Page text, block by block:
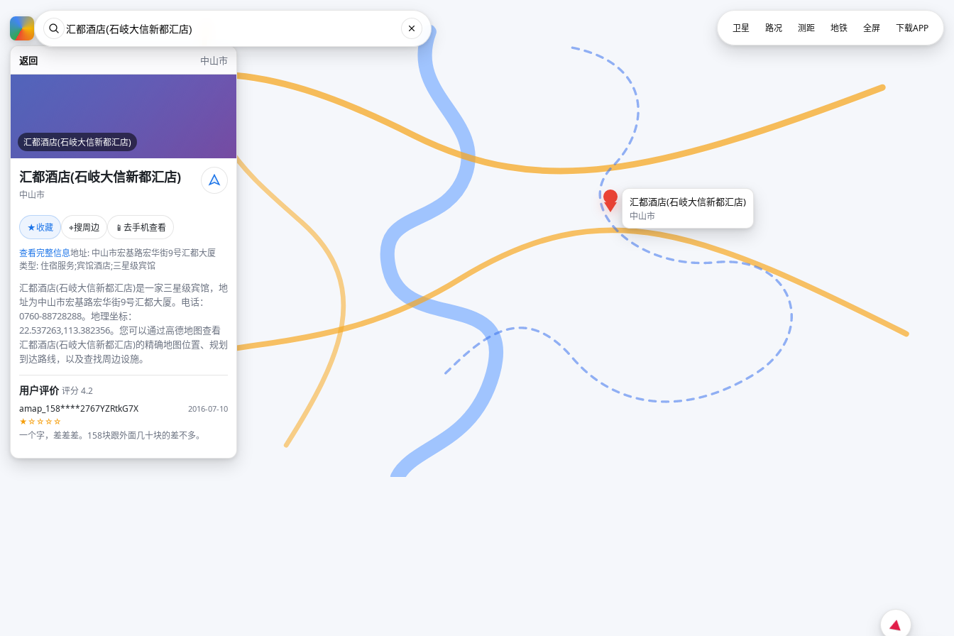
返回 中山市
汇都酒店(石岐大信新都汇店)
汇都酒店(石岐大信新都汇店)
中山市
★收藏 ⌖搜周边 📱 去手机查看
查看完整信息地址: 中山市宏基路宏华街9号汇都大厦
类型: 住宿服务;宾馆酒店;三星级宾馆
汇都酒店(石岐大信新都汇店)是一家三星级宾馆，地
址为中山市宏基路宏华街9号汇都大厦。电话：
0760-88728288。地理坐标：
22.537263,113.382356。您可以通过高德地图查看
汇都酒店(石岐大信新都汇店)的精确地图位置、规划
到达路线，以及查找周边设施。
用户评价评分 4.2
amap_158****2767YZRtkG7X
2016-07-10
★☆☆☆☆
一个字，差差差。158块跟外面几十块的差不多。
汇都酒店(石岐大信新都汇店)
中山市
卫星 路况 测距 地铁 全屏 下载APP